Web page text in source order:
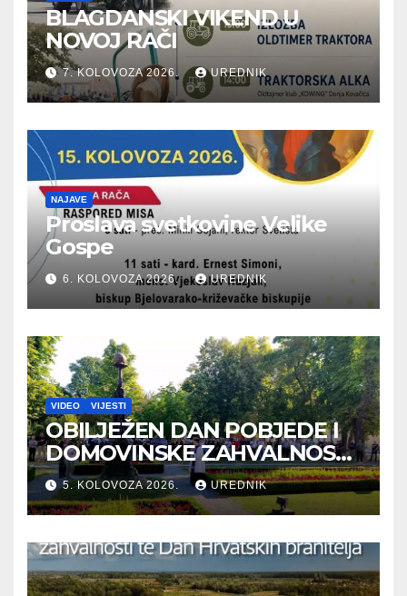
BLAGDANSKI VIKEND U
NOVOJ RAČI
7. KOLOVOZA 2026. UREDNIK
NAJAVE
Proslava svetkovine Velike
Gospe
6. KOLOVOZA 2026. UREDNIK
VIDEO VIJESTI
OBILJEŽEN DAN POBJEDE I
DOMOVINSKE ZAHVALNOSTI
TE DAN HRVATSKIH
BRANITELJA
5. KOLOVOZA 2026. UREDNIK